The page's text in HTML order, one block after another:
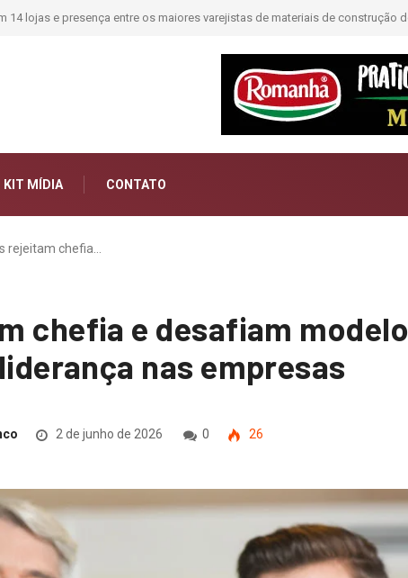
e passa a contar histórias; Forward aposta na curadoria como novo luxo
KIT MÍDIA CONTATO
rejeitam chefia…
chefia e desafiam modelo
nas empresas
2 de junho de 2026 0 26